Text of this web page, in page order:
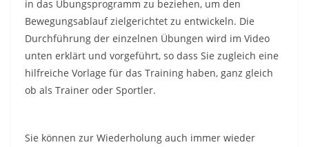
in das Übungsprogramm zu beziehen, um den
Bewegungsablauf zielgerichtet zu entwickeln. Die
Durchführung der einzelnen Übungen wird im Video
unten erklärt und vorgeführt, so dass Sie zugleich eine
hilfreiche Vorlage für das Training haben, ganz gleich
ob als Trainer oder Sportler.
Sie können zur Wiederholung auch immer wieder